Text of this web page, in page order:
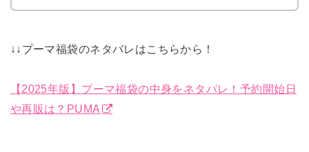
↓↓プーマ福袋のネタバレはこちらから！
【2025年版】プーマ福袋の中身をネタバレ！予約開始日
や再販は？PUMA